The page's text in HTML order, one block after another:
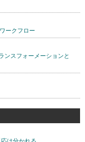
ークフロー
ンスフォーメーションと
は分かれる